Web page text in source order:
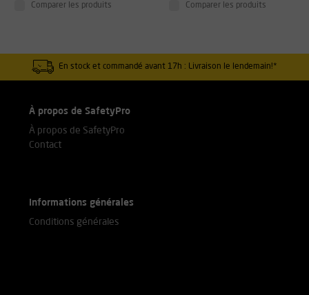
Comparer les produits Comparer les produits
En stock et commandé avant 17h : Livraison le lendemain!*
À propos de SafetyPro
À propos de SafetyPro
Contact
Informations générales
Conditions générales